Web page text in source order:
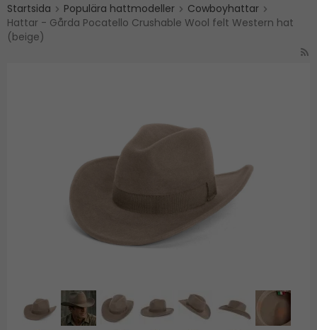
Startsida Populära hattmodeller
Cowboyhattar
Hattar - Gårda Pocatello Crushable Wool felt Western hat
(beige)